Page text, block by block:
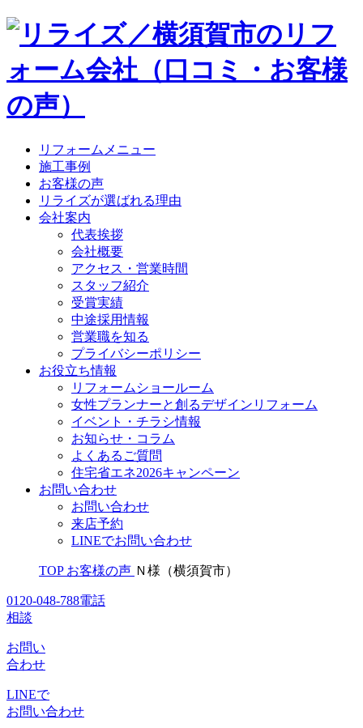
リフォームメニュー
施工事例
お客様の声
リライズが選ばれる理由
会社案内
代表挨拶
会社概要
アクセス・営業時間
スタッフ紹介
受賞実績
中途採用情報
営業職を知る
プライバシーポリシー
お役立ち情報
リフォームショールーム
女性プランナーと創るデザインリフォーム
イベント・チラシ情報
お知らせ・コラム
よくあるご質問
住宅省エネ2026キャンペーン
お問い合わせ
お問い合わせ
来店予約
LINEでお問い合わせ
TOP お客様の声 Ｎ様（横須賀市）
0120-048-788電話
相談
お問い
合わせ
LINEで
お問い合わせ